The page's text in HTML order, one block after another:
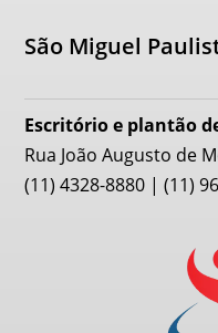
São Miguel
Escritório e plantão
Rua João Augusto de
(11) 4328-8880 | (11)